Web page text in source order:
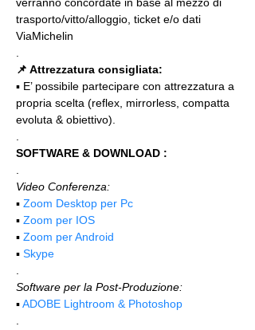
trasporto/vitto/alloggio, ticket e/o dati
ViaMichelin
📌 Attrezzatura consigliata:
▪️ E’ possibile partecipare con attrezzatura a
propria scelta (reflex, mirrorless, compatta
evoluta & obiettivo).
SOFTWARE & DOWNLOAD :
Video Conferenza:
▪️ Zoom Desktop per Pc
▪️ Zoom per IOS
▪️ Zoom per Android
▪️ Skype
Software per la Post-Produzione:
▪️ ADOBE Lightroom & Photoshop